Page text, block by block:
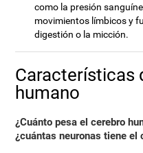
como la presión
movimientos límbicos y
digestión o la micción.
Características
humano
¿Cuánto pesa el cerebro
¿cuántas neuronas tiene el